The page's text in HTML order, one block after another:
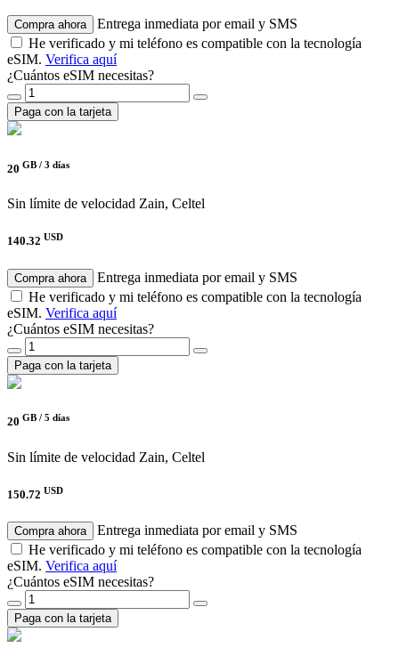
Compra ahora
Entrega inmediata por email y SMS
He verificado y mi teléfono es compatible con la tecnología
eSIM. Verifica aquí
¿Cuántos eSIM necesitas?
Paga con la tarjeta
20 GB / 3 días
Sin límite de velocidad Zain, Celtel
140.32 USD
Compra ahora
Entrega inmediata por email y SMS
He verificado y mi teléfono es compatible con la tecnología
eSIM. Verifica aquí
¿Cuántos eSIM necesitas?
Paga con la tarjeta
20 GB / 5 días
Sin límite de velocidad Zain, Celtel
150.72 USD
Compra ahora
Entrega inmediata por email y SMS
He verificado y mi teléfono es compatible con la tecnología
eSIM. Verifica aquí
¿Cuántos eSIM necesitas?
Paga con la tarjeta